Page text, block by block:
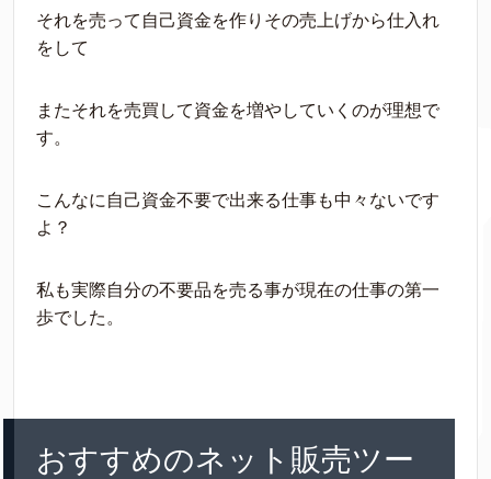
それを売って自己資金を作りその売上げから仕入れ
をして
またそれを売買して資金を増やしていくのが理想で
す。
こんなに自己資金不要で出来る仕事も中々ないです
よ？
私も実際自分の不要品を売る事が現在の仕事の第一
歩でした。
おすすめのネット販売ツー